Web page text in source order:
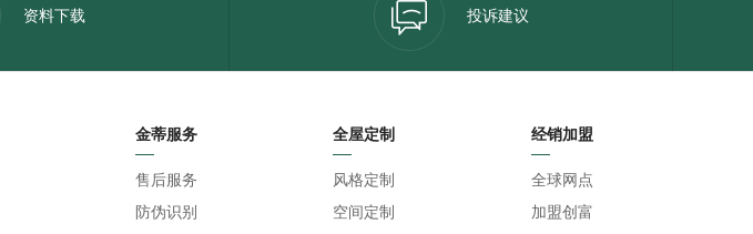
资料下载 投诉建议
金蒂服务
售后服务
防伪识别
全屋定制
风格定制
空间定制
经销加盟
全球网点
加盟创富